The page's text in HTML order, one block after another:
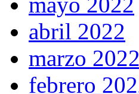
abril 2022
marzo 2022
febrero